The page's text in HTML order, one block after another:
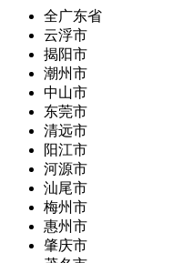
全广东省
云浮市
揭阳市
潮州市
中山市
东莞市
清远市
阳江市
河源市
汕尾市
梅州市
惠州市
肇庆市